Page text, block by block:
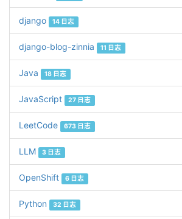
django 14 日志
django-blog-zinnia 11 日志
Java 18 日志
JavaScript 27 日志
LeetCode 673 日志
LLM 3 日志
OpenShift 6 日志
Python 32 日志